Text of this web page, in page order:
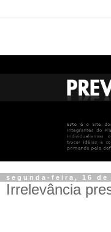
segunda-feira, 16 de
Irrelevância